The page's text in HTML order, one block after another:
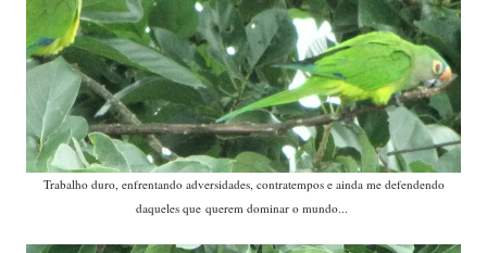
Trabalho duro, enfrentando adversidades, contratempos e ainda me defendendo
daqueles que querem dominar o mundo...